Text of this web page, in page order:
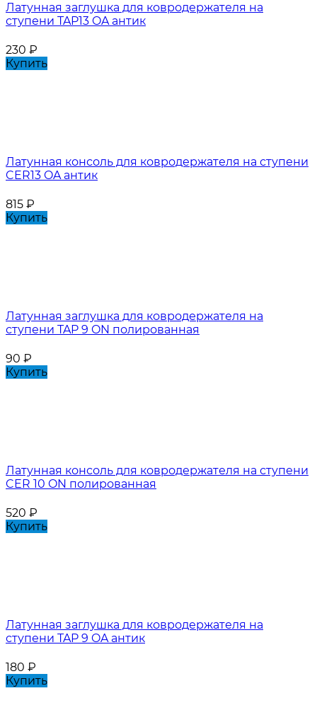
Латунная заглушка для ковродержателя на
ступени TAP13 OA антик
230 ₽
Купить
Латунная консоль для ковродержателя на ступени
CER13 OA антик
815 ₽
Купить
Латунная заглушка для ковродержателя на
ступени TAP 9 ON полированная
90 ₽
Купить
Латунная консоль для ковродержателя на ступени
CER 10 ON полированная
520 ₽
Купить
Латунная заглушка для ковродержателя на
ступени TAP 9 OA антик
180 ₽
Купить